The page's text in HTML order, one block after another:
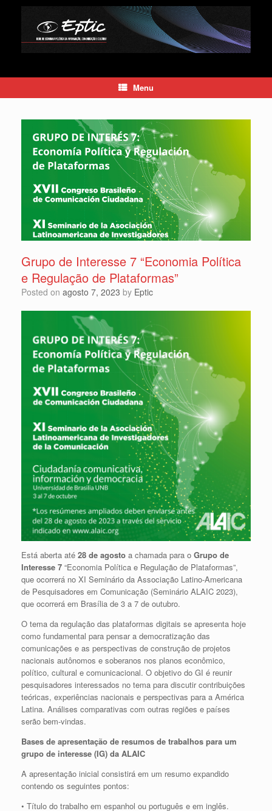
Menu
Grupo de Interesse 7 “Economia Política
e Regulação de Plataformas”
Posted on agosto 7, 2023 by Eptic
Está aberta até 28 de agosto a chamada para o Grupo de
Interesse 7 “Economia Política e Regulação de Plataformas”,
que ocorrerá no XI Seminário da Associação Latino-Americana
de Pesquisadores em Comunicação (Seminário ALAIC 2023),
que ocorrerá em Brasília de 3 a 7 de outubro.
O tema da regulação das plataformas digitais se apresenta hoje
como fundamental para pensar a democratização das
comunicações e as perspectivas de construção de projetos
nacionais autônomos e soberanos nos planos econômico,
político, cultural e comunicacional. O objetivo do GI é reunir
pesquisadores interessados no tema para discutir contribuições
teóricas, experiências nacionais e perspectivas para a América
Latina. Análises comparativas com outras regiões e países
serão bem-vindas.
Bases de apresentação de resumos de trabalhos para um
grupo de interesse (IG) da ALAIC
A apresentação inicial consistirá em um resumo expandido
contendo os seguintes pontos:
• Título do trabalho em espanhol ou português e em inglês.